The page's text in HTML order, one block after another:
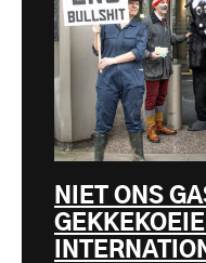
NIET ONS